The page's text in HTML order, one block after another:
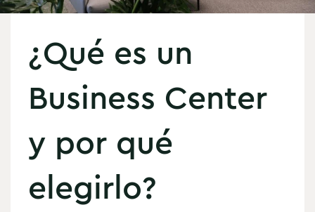
¿Qué es un
Business Center
y por qué
elegirlo?